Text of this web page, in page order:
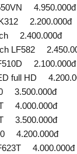
4.950.000đ
2.200.000đ
2.400.000đ
LF582
2.100.000đ
full HD
3.500.000đ
4.000.000đ
3.500.000đ
4.200.000đ
4.000.000đ